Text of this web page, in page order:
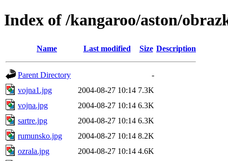
Index of /kangaroo/aston/
Name Last modified Size Description
Parent Directory
-
vojna1.jpg
2004-08-27 10:14 7.3K
vojna.jpg
2004-08-27 10:14 6.3K
sartre.jpg
2004-08-27 10:14 6.3K
rumunsko.jpg
2004-08-27 10:14 8.2K
ozrala.jpg
2004-08-27 10:14 4.6K